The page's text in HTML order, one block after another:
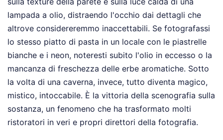
lampada a olio, distraendo l'occhio dai dettagli che
altrove considereremmo inaccettabili. Se fotografassi
lo stesso piatto di pasta in un locale con le piastrelle
bianche e i neon, noteresti subito l'olio in eccesso o la
mancanza di freschezza delle erbe aromatiche. Sotto
la volta di una caverna, invece, tutto diventa magico,
mistico, intoccabile. È la vittoria della scenografia sulla
sostanza, un fenomeno che ha trasformato molti
ristoratori in veri e propri direttori della fotografia.